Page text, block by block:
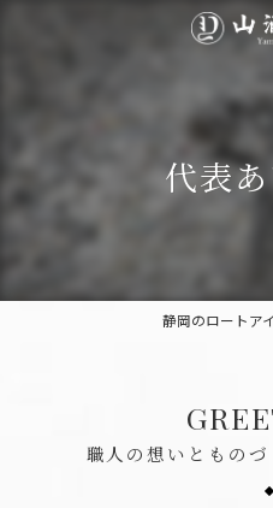
代表
静岡のロートア
職人の想いともの